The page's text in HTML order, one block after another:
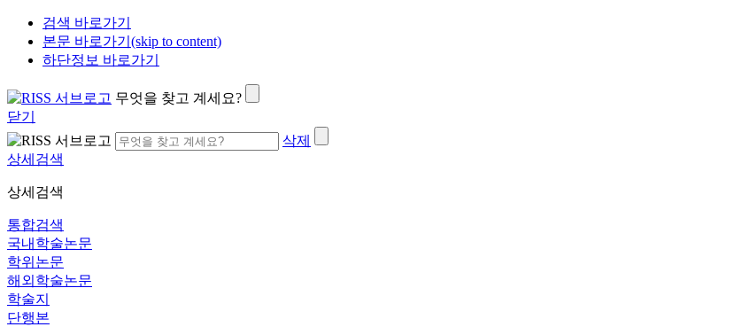
검색 바로가기
본문 바로가기(skip to content)
하단정보 바로가기
무엇을 찾고 계세요?
닫기
삭제
상세검색
상세검색
통합검색
국내학술논문
학위논문
해외학술논문
학술지
단행본